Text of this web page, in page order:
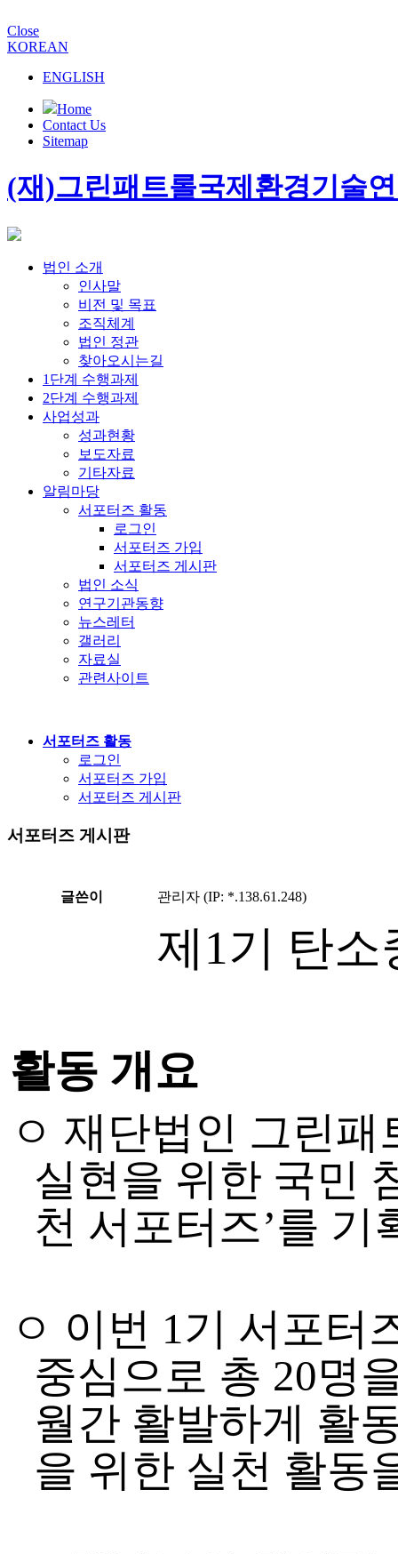
Close
KOREAN
ENGLISH
Home
Contact Us
Sitemap
(재)그린패트롤국제환경기술
법인 소개
인사말
비전 및 목표
조직체계
법인 정관
찾아오시는길
1단계 수행과제
2단계 수행과제
사업성과
성과현황
보도자료
기타자료
알림마당
서포터즈 활동
로그인
서포터즈 가입
서포터즈 게시판
법인 소식
연구기관동향
뉴스레터
갤러리
자료실
관련사이트
서포터즈 활동
로그인
서포터즈 가입
서포터즈 게시판
서포터즈 게시판
글쓴이 관리자 (IP: *.138.61.248)
제 1기 탄소
활동 개요
ㅇ 재단법인 그린패
실현을 위한 국민
천 서포터즈’를 기
ㅇ 이번 1기 서포터
중심으로 총 20명
월간 활발하게 활
을 위한 실천 활동